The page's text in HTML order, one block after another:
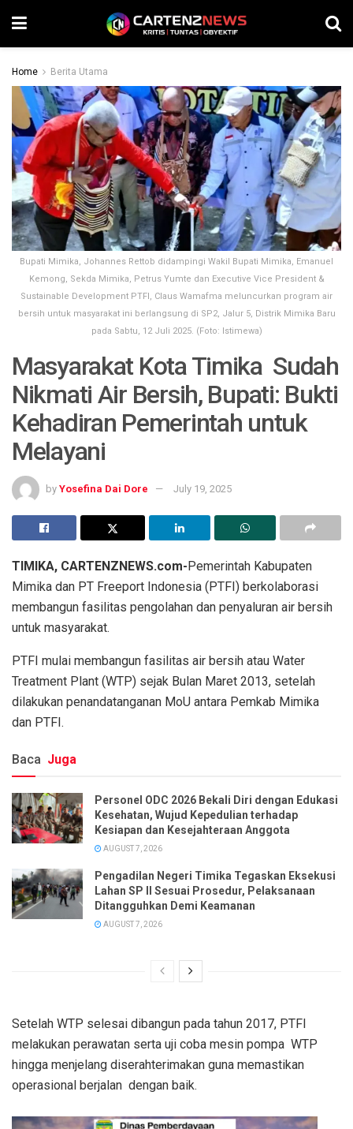
Home Berita Utama
Bupati Mimika, Johannes Rettob didampingi Wakil Bupati Mimika, Emanuel
Kemong, Sekda Mimika, Petrus Yumte dan Executive Vice President &
Sustainable Development PTFI, Claus Wamafma meluncurkan program air
bersih untuk masyarakat ini berlangsung di SP2, Jalur 5, Distrik Mimika Baru
pada Sabtu, 12 Juli 2025. (Foto: Istimewa)
Masyarakat Kota Timika Sudah
Nikmati Air Bersih, Bupati: Bukti
Kehadiran Pemerintah untuk
Melayani
by Yosefina Dai Dore July 19, 2025
TIMIKA, CARTENZNEWS.com-Pemerintah Kabupaten
Mimika dan PT Freeport Indonesia (PTFI) berkolaborasi
membangun fasilitas pengolahan dan penyaluran air bersih
untuk masyarakat.
PTFI mulai membangun fasilitas air bersih atau Water
Treatment Plant (WTP) sejak Bulan Maret 2013, setelah
dilakukan penandatanganan MoU antara Pemkab Mimika
dan PTFI.
Baca Juga
Personel ODC 2026 Bekali Diri dengan Edukasi
Kesehatan, Wujud Kepedulian terhadap
Kesiapan dan Kesejahteraan Anggota
AUGUST 7, 2026
Pengadilan Negeri Timika Tegaskan Eksekusi
Lahan SP II Sesuai Prosedur, Pelaksanaan
Ditangguhkan Demi Keamanan
AUGUST 7, 2026
Setelah WTP selesai dibangun pada tahun 2017, PTFI
melakukan perawatan serta uji coba mesin pompa WTP
hingga menjelang diserahterimakan guna memastikan
operasional berjalan dengan baik.